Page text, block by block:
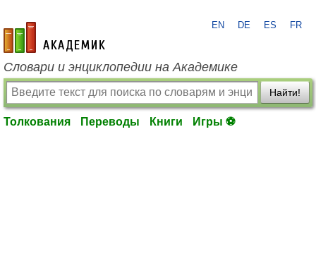
academic.ru
EN DE ES FR
Словари и энциклопедии на Академике
Найти!
Толкования Переводы Книги Игры ⚽